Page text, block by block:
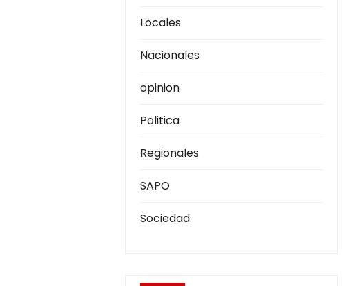
Locales
Nacionales
opinion
Politica
Regionales
SAPO
Sociedad